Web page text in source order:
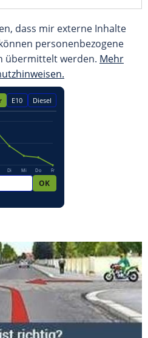
dass mir externe Inhalte
personenbezogene
übermittelt werden. Mehr